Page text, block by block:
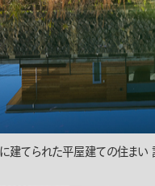
に建てられた平屋建ての住ま